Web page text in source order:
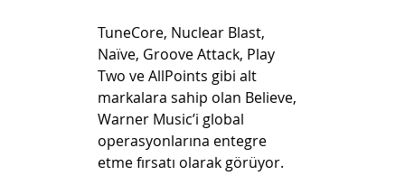
TuneCore, Nuclear Blast,
Naïve, Groove Attack, Play
Two ve AllPoints gibi alt
markalara sahip olan Believe,
Warner Music’i global
operasyonlarına entegre
etme fırsatı olarak görüyor.